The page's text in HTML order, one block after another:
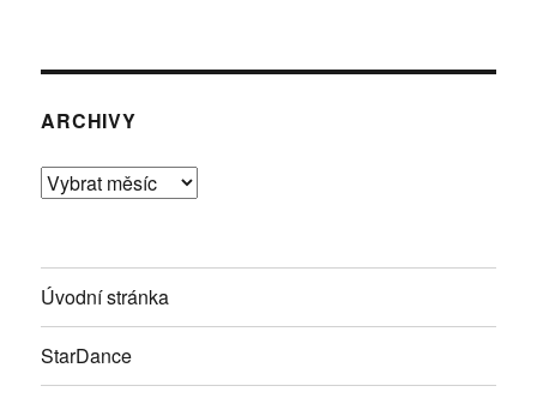
ARCHIVY
Archivy
Úvodní stránka
StarDance